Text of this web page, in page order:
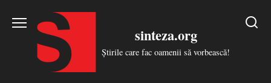
sinteza.org
Știrile care fac oamenii să vorbească!